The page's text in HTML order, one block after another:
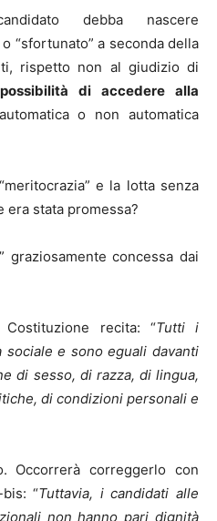
debba nascere
“sfortunato” a seconda della
rispetto non al giudizio di
possibilità di accedere alla
o non automatica
e la lotta senza
era stata promessa?
graziosamente concessa dai
recita: “Tutti i
e sono eguali davanti
di sesso, di razza, di lingua,
di condizioni personali e
Occorrerà correggerlo con
“Tuttavia, i candidati alle
non hanno pari dignità